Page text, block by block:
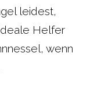
leidest,
Helfer
wenn